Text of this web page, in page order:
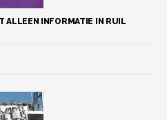
ALLEEN INFORMATIE IN RUIL